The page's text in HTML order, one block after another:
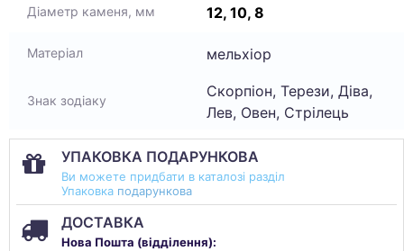
Діаметр каменя, мм 12, 10, 8
Матеріал мельхіор
Знак зодіаку
Скорпіон, Терези, Діва,
Лев, Овен, Стрілець
УПАКОВКА ПОДАРУНКОВА
Ви можете придбати в каталозі разділ
Упаковка подарункова
ДОСТАВКА
Нова Пошта (відділення):